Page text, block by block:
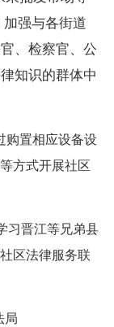
强与各街道
、检察官、公
知识的群体中
购置相应设备设
方式开展社区
习晋江等兄弟县
区法律服务联
局